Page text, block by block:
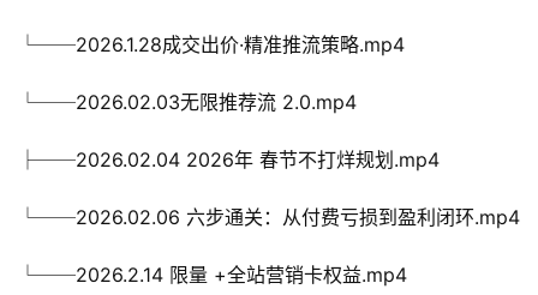
└──2026.1.28成交出价·精准推流策略.mp4
└──2026.02.03无限推荐流 2.0.mp4
├──2026.02.04 2026年 春节不打烊规划.mp4
└──2026.02.06 六步通关：从付费亏损到盈利闭环.mp4
└──2026.2.14 限量 +全站营销卡权益.mp4